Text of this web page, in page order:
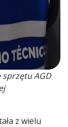
sprzętu AGD
z wielu